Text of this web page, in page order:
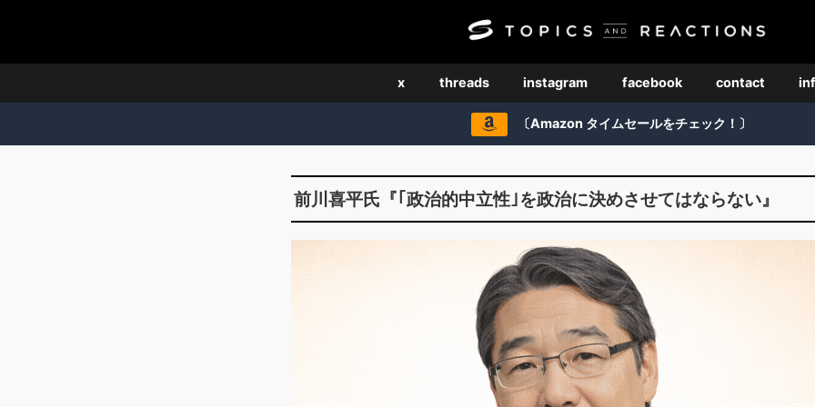
x threads instagram facebook contact
〔Amazon タイムセールをチェック！〕
前川喜平氏『｢政治的中立性｣を政治に決めさせてはならない』